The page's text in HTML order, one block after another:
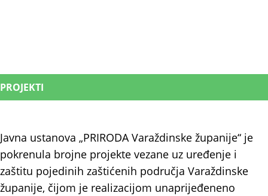
PROJEKTI
Javna ustanova „PRIRODA Varaždinske županije“ je
pokrenula brojne projekte vezane uz uređenje i
zaštitu pojedinih zaštićenih područja Varaždinske
županije, čijom je realizacijom unaprijeđeneno